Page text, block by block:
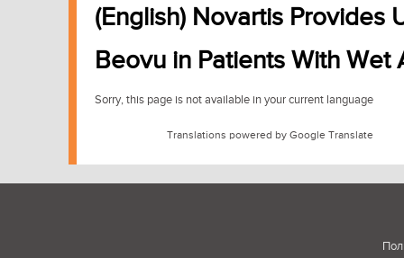
(English) Novartis Provides
Beovu in Patients With Wet
Sorry, this page is not available in your current language
Translations powered by Google Translate